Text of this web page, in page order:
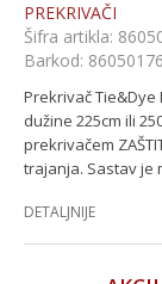
PREKRIVAČI
Šifra artikla:
Barkod:
Prekrivač Tie&Dye
dužine 225cm ili
prekrivačem
trajanja. Sastav je
DETALJNIJE